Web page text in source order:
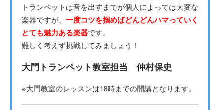
トランペットは音を出すまでが個人によっては大変な
楽器ですが、 一度コツを掴めばどんどんハマっていく
とても魅力ある楽器です。
難しく考えず挑戦してみましょう！
大門トランペット教室担当 仲村保史
※大門教室のレッスンは18時までの開講となります。